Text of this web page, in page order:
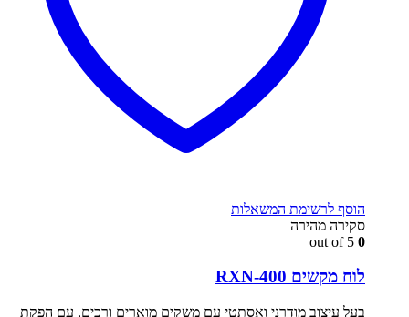
הוסף לרשימת המשאלות
סקירה מהירה
0
לוח מקשים RXN-400
בעל עיצוב מודרני ואסתטי עם משקים מוארים ורכים, עם הפקת